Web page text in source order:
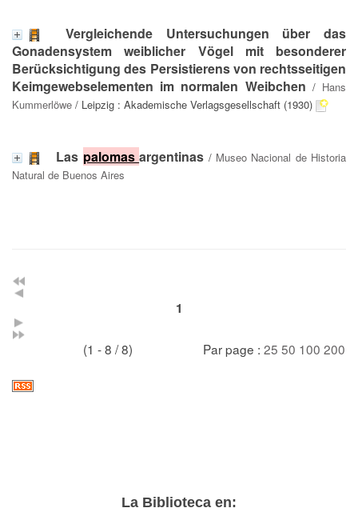
Vergleichende Untersuchungen über das
Gonadensystem weiblicher Vögel mit besonderer
Berücksichtigung des Persistierens von rechtsseitigen
Keimgewebselementen im normalen Weibchen / Hans
Kummerlöwe / Leipzig : Akademische Verlagsgesellschaft (1930)
Las palomasargentinas / Museo Nacional de Historia
Natural de Buenos Aires
1
(1 - 8 / 8) Par page : 25 50 100 200
La Biblioteca en: